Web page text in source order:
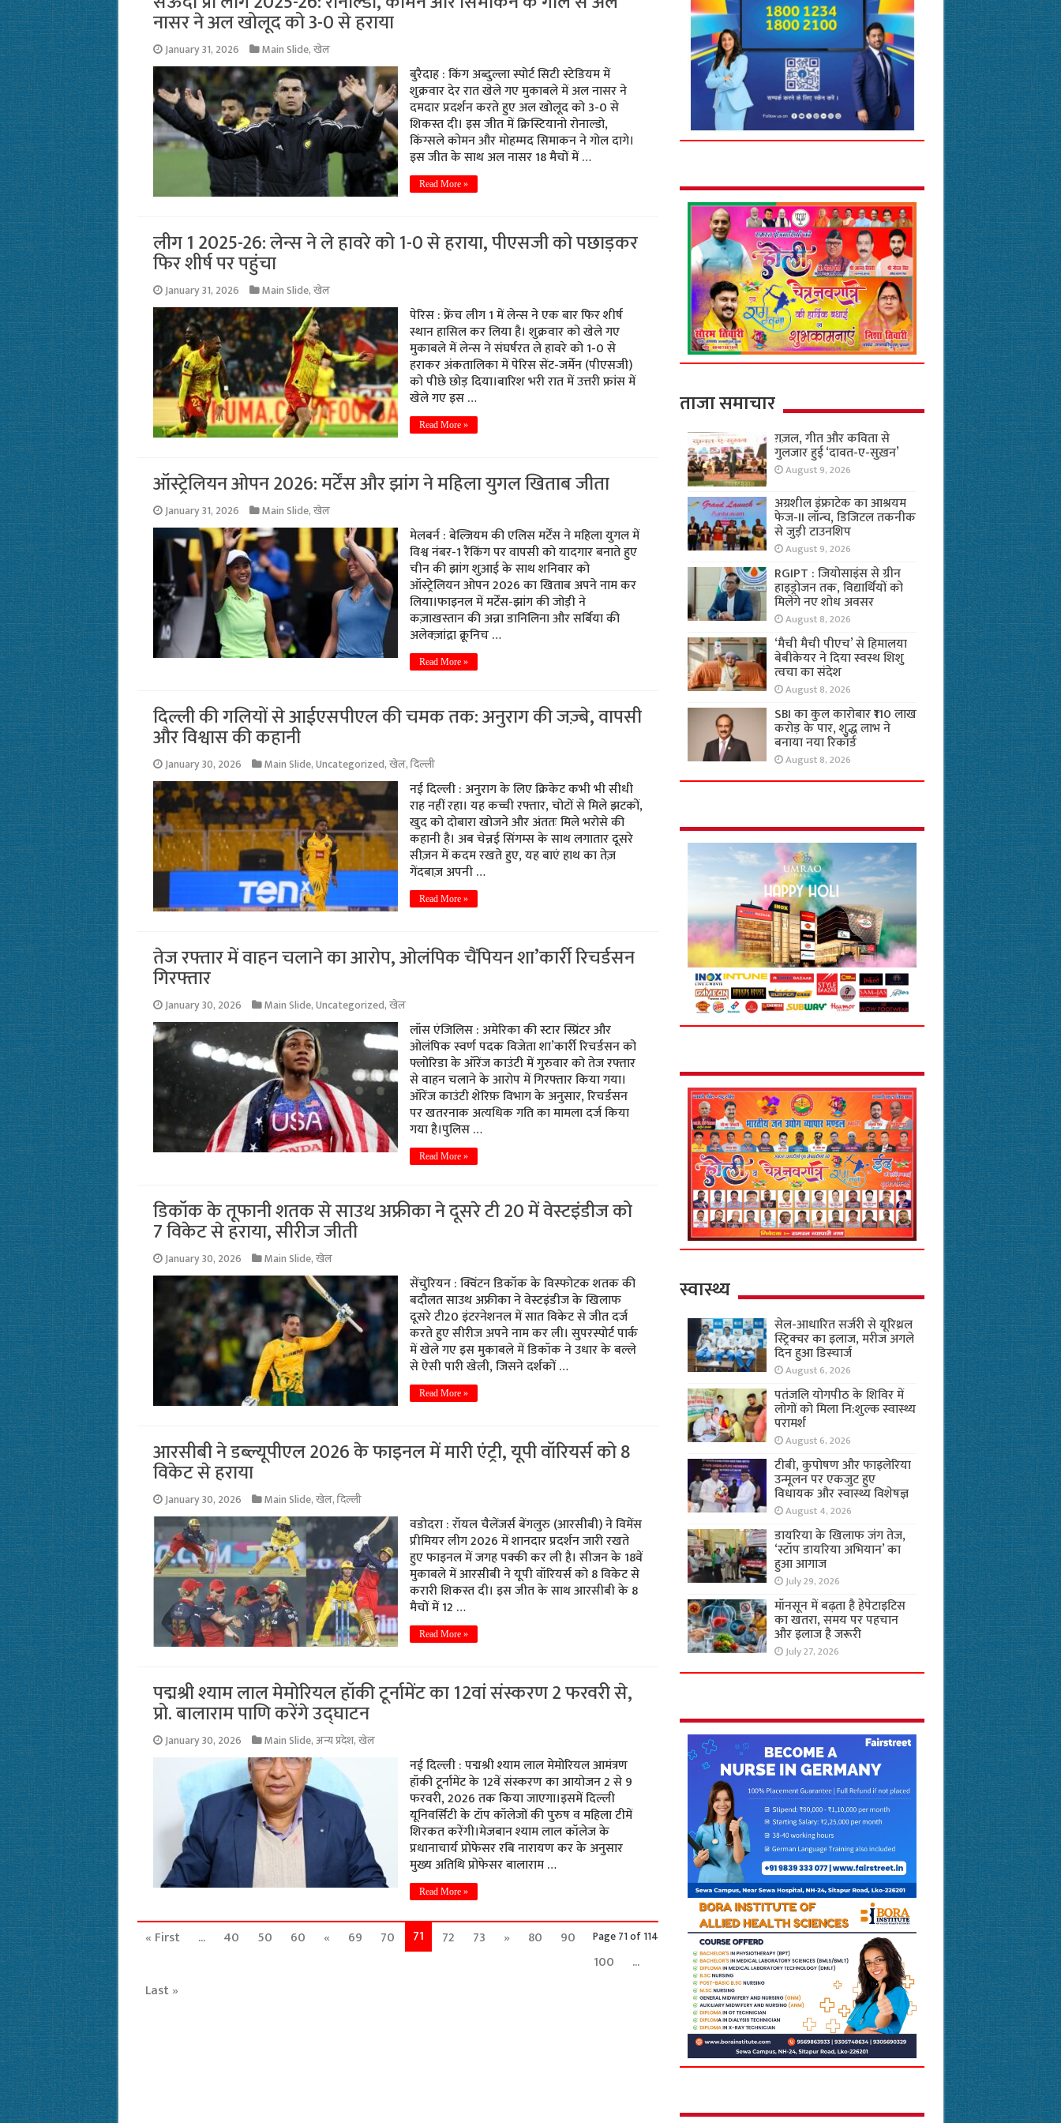
नासर ने अल खोलूद को 3-0 से हराया
January 31, 2026 Main Slide,खेल
बुरैदाह : किंग अब्दुल्ला स्पोर्ट सिटी स्टेडियम में
शुक्रवार देर रात खेले गए मुकाबले में अल नासर ने
दमदार प्रदर्शन करते हुए अल खोलूद को 3-0 से
शिकस्त दी। इस जीत में क्रिस्टियानो रोनाल्डो,
किंग्सले कोमन और मोहम्मद सिमाकन ने गोल दागे।
इस जीत के साथ अल नासर 18 मैचों में …
Read More »
लीग 1 2025-26: लेन्स ने ले हावरे को 1-0 से हराया, पीएसजी को पछाड़कर
फिर शीर्ष पर पहुंचा
January 31, 2026 Main Slide,खेल
पेरिस : फ्रेंच लीग 1 में लेन्स ने एक बार फिर शीर्ष
स्थान हासिल कर लिया है। शुक्रवार को खेले गए
मुकाबले में लेन्स ने संघर्षरत ले हावरे को 1-0 से
हराकर अंकतालिका में पेरिस सेंट-जर्मेन (पीएसजी)
को पीछे छोड़ दिया।बारिश भरी रात में उत्तरी फ्रांस में
खेले गए इस …
Read More »
ऑस्ट्रेलियन ओपन 2026: मर्टेंस और झांग ने महिला युगल खिताब जीता
January 31, 2026 Main Slide,खेल
मेलबर्न : बेल्जियम की एलिस मर्टेंस ने महिला युगल में
विश्व नंबर-1 रैंकिंग पर वापसी को यादगार बनाते हुए
चीन की झांग शुआई के साथ शनिवार को
ऑस्ट्रेलियन ओपन 2026 का खिताब अपने नाम कर
लिया।फाइनल में मर्टेंस-झांग की जोड़ी ने
कज़ाखस्तान की अन्ना डानिलिना और सर्बिया की
अलेक्ज़ांद्रा क्रूनिच …
Read More »
दिल्ली की गलियों से आईएसपीएल की चमक तक: अनुराग की जज़्बे, वापसी
और विश्वास की कहानी
January 30, 2026 Main Slide,Uncategorized,खेल,दिल्ली
नई दिल्ली : अनुराग के लिए क्रिकेट कभी भी सीधी
राह नहीं रहा। यह कच्ची रफ्तार, चोटों से मिले झटकों,
खुद को दोबारा खोजने और अंततः मिले भरोसे की
कहानी है। अब चेन्नई सिंगम्स के साथ लगातार दूसरे
सीज़न में कदम रखते हुए, यह बाएं हाथ का तेज़
गेंदबाज़ अपनी …
Read More »
तेज रफ्तार में वाहन चलाने का आरोप, ओलंपिक चैंपियन शा’कार्री रिचर्डसन
गिरफ्तार
January 30, 2026 Main Slide,Uncategorized,खेल
लॉस एंजिलिस : अमेरिका की स्टार स्प्रिंटर और
ओलंपिक स्वर्ण पदक विजेता शा’कार्री रिचर्डसन को
फ्लोरिडा के ऑरेंज काउंटी में गुरुवार को तेज रफ्तार
से वाहन चलाने के आरोप में गिरफ्तार किया गया।
ऑरेंज काउंटी शेरिफ़ विभाग के अनुसार, रिचर्डसन
पर खतरनाक अत्यधिक गति का मामला दर्ज किया
गया है।पुलिस …
Read More »
डिकॉक के तूफानी शतक से साउथ अफ्रीका ने दूसरे टी 20 में वेस्टइंडीज को
7 विकेट से हराया, सीरीज जीती
January 30, 2026 Main Slide,खेल
सेंचुरियन : क्विंटन डिकॉक के विस्फोटक शतक की
बदौलत साउथ अफ्रीका ने वेस्टइंडीज के खिलाफ
दूसरे टी20 इंटरनेशनल में सात विकेट से जीत दर्ज
करते हुए सीरीज अपने नाम कर ली। सुपरस्पोर्ट पार्क
में खेले गए इस मुकाबले में डिकॉक ने उधार के बल्ले
से ऐसी पारी खेली, जिसने दर्शकों …
Read More »
आरसीबी ने डब्ल्यूपीएल 2026 के फाइनल में मारी एंट्री, यूपी वॉरियर्स को 8
विकेट से हराया
January 30, 2026 Main Slide,खेल,दिल्ली
वडोदरा : रॉयल चैलेंजर्स बेंगलुरु (आरसीबी) ने विमेंस
प्रीमियर लीग 2026 में शानदार प्रदर्शन जारी रखते
हुए फाइनल में जगह पक्की कर ली है। सीजन के 18वें
मुकाबले में आरसीबी ने यूपी वॉरियर्स को 8 विकेट से
करारी शिकस्त दी। इस जीत के साथ आरसीबी के 8
मैचों में 12 …
Read More »
पद्मश्री श्याम लाल मेमोरियल हॉकी टूर्नामेंट का 12वां संस्करण 2 फरवरी से,
प्रो. बालाराम पाणि करेंगे उद्घाटन
January 30, 2026 Main Slide,अन्य प्रदेश,खेल
नई दिल्ली : पद्मश्री श्याम लाल मेमोरियल आमंत्रण
हॉकी टूर्नामेंट के 12वें संस्करण का आयोजन 2 से 9
फरवरी, 2026 तक किया जाएगा।इसमें दिल्ली
यूनिवर्सिटी के टॉप कॉलेजों की पुरुष व महिला टीमें
शिरकत करेंगी।मेजबान श्याम लाल कॉलेज के
प्रधानाचार्य प्रोफेसर रबि नारायण कर के अनुसार
मुख्य अतिथि प्रोफेसर बालाराम …
Read More »
Page 71 of 114
« First ... 40 50 60 « 69 70 71 72 73 » 80
90
100
...
Last »
ताजा समाचार
ग़ज़ल, गीत और कविता से
गुलजार हुई ‘दावत-ए-सुख़न’
August 9, 2026
अग्रशील इंफ्राटेक का आश्रयम
फेज-II लॉन्च, डिजिटल तकनीक
से जुड़ी टाउनशिप
August 9, 2026
RGIPT : जियोसाइंस से ग्रीन
हाइड्रोजन तक, विद्यार्थियों को
मिलेंगे नए शोध अवसर
August 8, 2026
‘मैची मैची पीएच’ से हिमालया
बेबीकेयर ने दिया स्वस्थ शिशु
त्वचा का संदेश
August 8, 2026
SBI का कुल कारोबार ₹110 लाख
करोड़ के पार, शुद्ध लाभ ने
बनाया नया रिकॉर्ड
August 8, 2026
स्वास्थ्य
सेल-आधारित सर्जरी से यूरिथ्रल
स्ट्रिक्चर का इलाज, मरीज अगले
दिन हुआ डिस्चार्ज
August 6, 2026
पतंजलि योगपीठ के शिविर में
लोगों को मिला नि:शुल्क स्वास्थ्य
परामर्श
August 6, 2026
टीबी, कुपोषण और फाइलेरिया
उन्मूलन पर एकजुट हुए
विधायक और स्वास्थ्य विशेषज्ञ
August 4, 2026
डायरिया के खिलाफ जंग तेज,
‘स्टॉप डायरिया अभियान’ का
हुआ आगाज
July 29, 2026
मॉनसून में बढ़ता है हेपेटाइटिस
का खतरा, समय पर पहचान
और इलाज है जरूरी
July 27, 2026